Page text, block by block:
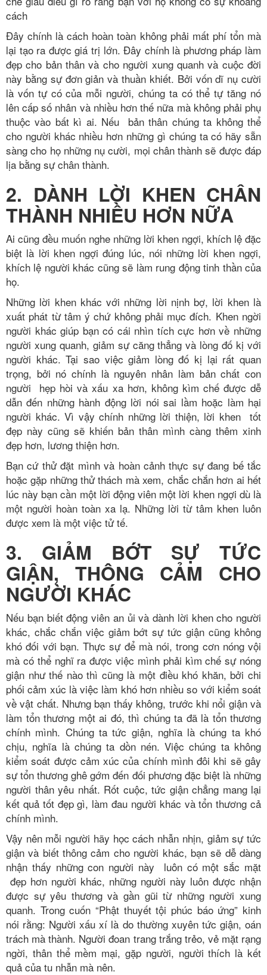
cách
Đây chính là cách hoàn toàn không phải mất phí tổn mà
lại tạo ra được giá trị lớn. Đây chính là phương pháp làm
đẹp cho bản thân và cho người xung quanh và cuộc đời
này bằng sự đơn giản và thuần khiết. Bởi vốn dĩ nụ cười
là vốn tự có của mỗi người, chúng ta có thể tự tăng nó
lên cấp số nhân và nhiều hơn thế nữa mà không phải phụ
thuộc vào bất kì ai. Nếu bản thân chúng ta không thể
cho người khác nhiều hơn những gì chúng ta có hãy sẵn
sàng cho họ những nụ cười, mọi chân thành sẽ được đáp
lịa bằng sự chân thành.
2. DÀNH LỜI KHEN CHÂN
THÀNH NHIỀU HƠN NỮA
Ai cũng đều muốn nghe những lời khen ngợi, khích lệ đặc
biệt là lời khen ngợi đúng lúc, nói những lời khen ngợi,
khích lệ người khác cũng sẽ làm rung động tinh thần của
họ.
Những lời khen khác với những lời nịnh bợ, lời khen là
xuất phát từ tâm ý chứ không phải mục đích. Khen ngời
người khác giúp bạn có cái nhìn tích cực hơn về những
người xung quanh, giảm sự căng thẳng và lòng đố kị với
người khác. Tại sao việc giảm lòng đố kị lại rất quan
trọng, bởi nó chính là nguyên nhân làm bản chất con
người hẹp hòi và xấu xa hơn, không kìm chế được dễ
dẫn đến những hành động lời nói sai lầm hoặc làm hại
người khác. Vì vậy chính những lời thiện, lời khen tốt
đẹp này cũng sẽ khiến bản thân mình càng thêm xinh
đẹp hơn, lương thiện hơn.
Bạn cứ thử đặt mình và hoàn cảnh thực sự đang bế tắc
hoặc gặp những thử thách mà xem, chắc chắn hơn ai hết
lúc này bạn cần một lời động viên một lời khen ngợi dù là
một người hoàn toàn xa lạ. Những lời từ tâm khen luôn
được xem là một việc tử tế.
3. GIẢM BỚT SỰ TỨC
GIẬN, THÔNG CẢM CHO
NGƯỜI KHÁC
Nếu bạn biết động viên an ủi và dành lời khen cho người
khác, chắc chắn việc giảm bớt sự tức giận cũng không
khó đối với bạn. Thực sự để mà nói, trong cơn nóng vội
mà có thể nghĩ ra được việc mình phải kìm chế sự nóng
giận như thế nào thì cũng là một điều khó khăn, bởi chi
phối cảm xúc là việc làm khó hơn nhiều so với kiểm soát
về vật chất. Nhưng bạn thấy không, trước khi nổi giận và
làm tổn thương một ai đó, thì chúng ta đã là tổn thương
chính mình. Chúng ta tức giận, nghĩa là chúng ta khó
chịu, nghĩa là chúng ta dồn nén. Việc chúng ta không
kiểm soát được cảm xúc của chính mình đôi khi sẽ gây
sự tổn thương ghê gớm đến đối phương đặc biệt là những
người thân yêu nhất. Rốt cuộc, tức giận chẳng mang lại
kết quả tốt đẹp gì, làm đau người khác và tổn thương cả
chính mình.
Vậy nên mỗi người hãy học cách nhẫn nhịn, giảm sự tức
giận và biết thông cảm cho người khác, bạn sẽ dễ dàng
nhận thấy những con người này luôn có một sắc mặt
đẹp hơn người khác, những người này luôn được nhận
được sự yêu thương và gần gũi từ những người xung
quanh. Trong cuốn “Phật thuyết tội phúc báo ứng” kinh
nói rằng: Người xấu xí là do thường xuyên tức giận, oán
trách mà thành. Người đoan trang trắng trẻo, vẻ mặt rạng
ngời, thân thể mềm mại, gặp người, người thích là kết
quả của tu nhẫn mà nên.